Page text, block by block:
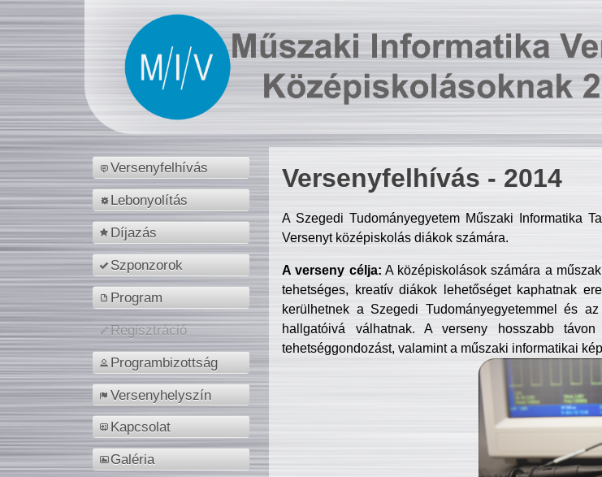
Versenyfelhívás
Lebonyolítás
Díjazás
Szponzorok
Program
Regisztráció
Programbizottság
Versenyhelyszín
Kapcsolat
Galéria
Versenyfelhívás - 2014
A Szegedi Tudományegyetem Műszaki Informatika
Versenyt középiskolás diákok számára.
A verseny célja: A középiskolások számára a
tehetséges, kreatív diákok lehetőséget kaphatnak
kerülhetnek a Szegedi Tudományegyetemmel és
hallgatóivá válhatnak. A verseny hosszabb
tehetséggondozást, valamint a műszaki informatikai